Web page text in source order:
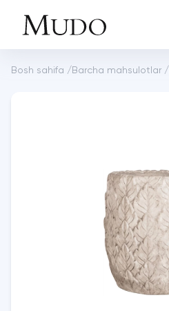
Bosh sahifa / Barcha mahsulotlar /